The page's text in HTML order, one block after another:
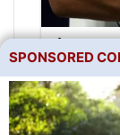
SPONSORED